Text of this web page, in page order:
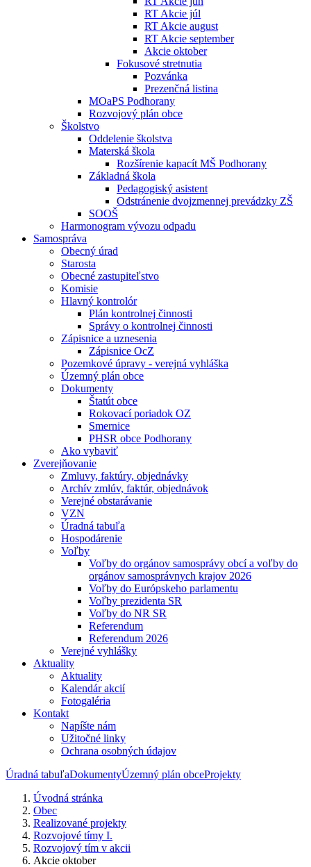
RT Akcie júl
RT Akcie august
RT Akcie september
Akcie oktober
Fokusové stretnutia
Pozvánka
Prezenčná listina
MOaPS Podhorany
Rozvojový plán obce
Školstvo
Oddelenie školstva
Materská škola
Rozšírenie kapacít MŠ Podhorany
Základná škola
Pedagogiský asistent
Odstránenie dvojzmennej prevádzky ZŠ
SOOŠ
Harmonogram vývozu odpadu
Samospráva
Obecný úrad
Starosta
Obecné zastupiteľstvo
Komisie
Hlavný kontrolór
Plán kontrolnej činnosti
Správy o kontrolnej činnosti
Zápisnice a uznesenia
Zápisnice OcZ
Pozemkové úpravy - verejná vyhláška
Územný plán obce
Dokumenty
Štatút obce
Rokovací poriadok OZ
Smernice
PHSR obce Podhorany
Ako vybaviť
Zverejňovanie
Zmluvy, faktúry, objednávky
Archív zmlúv, faktúr, objednávok
Verejné obstarávanie
VZN
Úradná tabuľa
Hospodárenie
Voľby
Voľby do orgánov samosprávy obcí a voľby do
orgánov samosprávnych krajov 2026
Voľby do Európskeho parlamentu
Voľby prezidenta SR
Voľby do NR SR
Referendum
Referendum 2026
Verejné vyhlášky
Aktuality
Aktuality
Kalendár akcií
Fotogaléria
Kontakt
Napíšte nám
Užitočné linky
Ochrana osobných údajov
Úradná tabuľaDokumentyÚzemný plán obceProjekty
Úvodná stránka
Obec
Realizované projekty
Rozvojové tímy I.
Rozvojový tím v akcii
Akcie oktober